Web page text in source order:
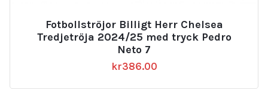
Fotbollströjor Billigt Herr Chelsea
Tredjetröja 2024/25 med tryck Pedro
Neto 7
kr386.00